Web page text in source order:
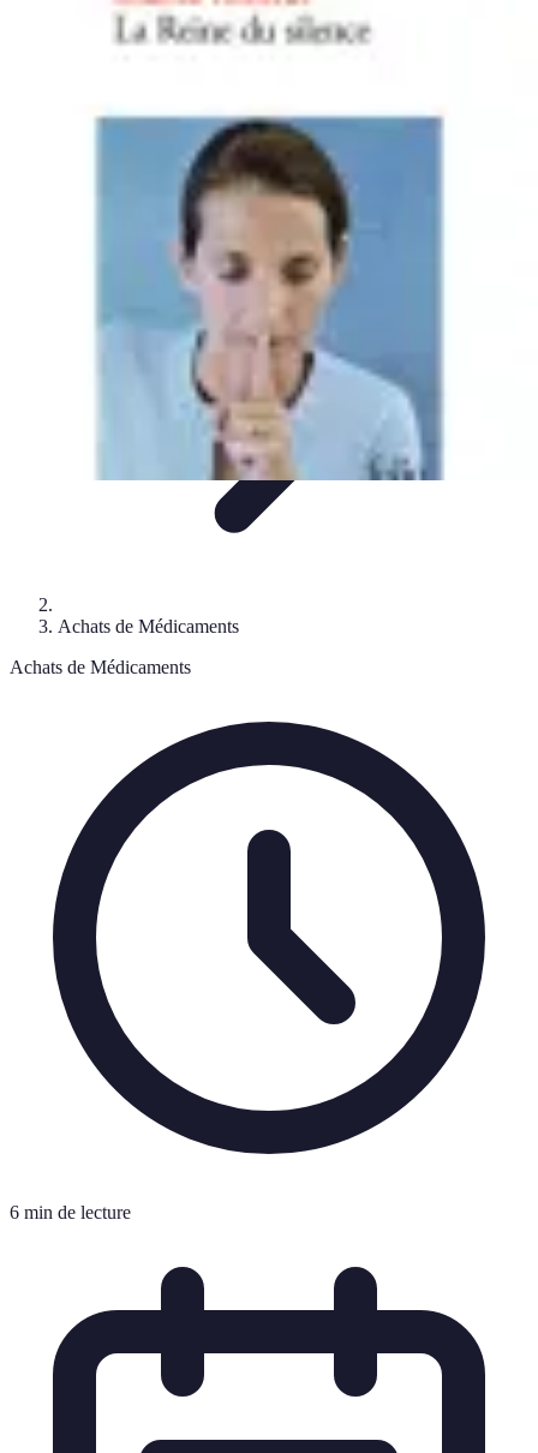
Astuces et ÉconomiesAchats de MédicamentsAchats
Achats de Médicaments
Achats de Médicaments
6 min de lecture